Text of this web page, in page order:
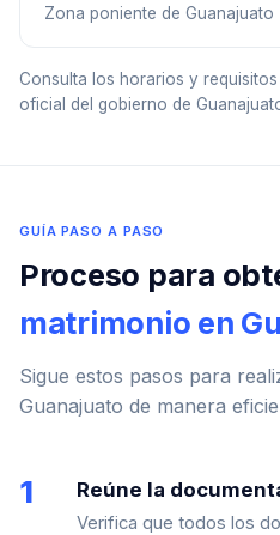
Zona poniente de Guanajuato
Consulta los horarios y
oficial del gobierno de
GUÍA PASO A PASO
Proceso para
matrimonio en
Sigue estos pasos para
Guanajuato de manera
1 Reúne la
Verifica que todos los